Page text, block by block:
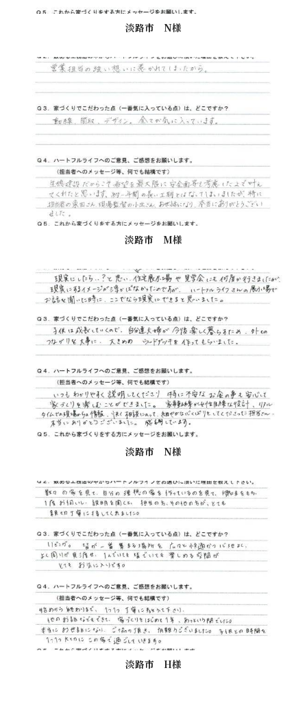
淡路市 N様
淡路市 M様
淡路市 N様
淡路市 H様